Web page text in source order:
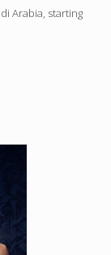
Arabia, starting